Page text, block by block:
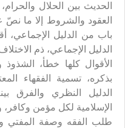
الحديث بين الحلال
العقود والشروط إلا ما
باب من الدليل الإجماعي،
الدليل الإجماعي، ذم
الأقوال كلها خطأ،
بذكره، تسمية الفقهاء
الدليل النظري والفرق
الإسلامية لكل مؤمن
طلب الفقه وصفة المفتي